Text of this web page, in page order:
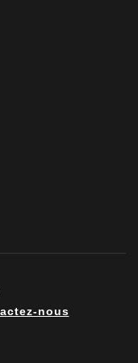
nous